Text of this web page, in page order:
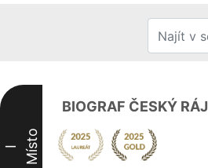
I Místo
BIOGRAF ČESKÝ RÁJ